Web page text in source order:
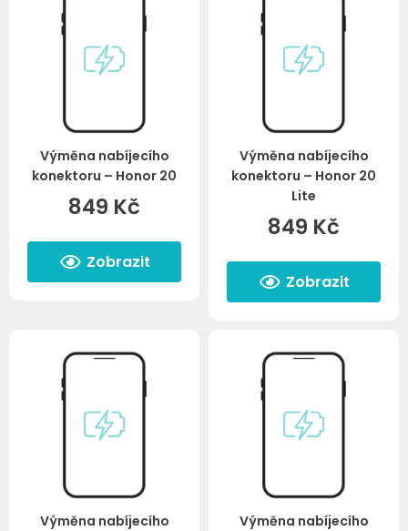
Výměna nabíjecího
konektoru – Honor 20
849 Kč
Zobrazit
Výměna nabíjecího
konektoru – Honor 20
Lite
849 Kč
Zobrazit
Výměna nabíjecího
Výměna nabíjecího